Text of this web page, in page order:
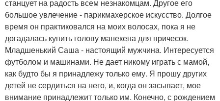
станцует на радость всем незнакомцам. Другое его
большое увлечение - парикмахерское искусство. Долгое
время он практиковался на моих волосах, пока я не
догадалась купить голову манекена для причесок.
Младшенький Саша - настоящий мужчина. Интересуется
футболом и машинами. Не дает никому играть с мамой,
как будто бы я принадлежу только ему. Я прошу других
детей не сердиться на него, и, когда он засыпает, мое
внимание принадлежит только им. Конечно, с рождением